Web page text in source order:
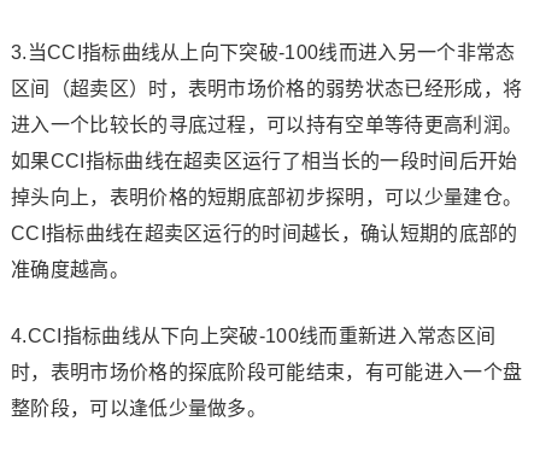
3.当CCI指标曲线从上向下突破-100线而进入另一个非常态
区间（超卖区）时，表明市场价格的弱势状态已经形成，将
进入一个比较长的寻底过程，可以持有空单等待更高利润。
如果CCI指标曲线在超卖区运行了相当长的一段时间后开始
掉头向上，表明价格的短期底部初步探明，可以少量建仓。
CCI指标曲线在超卖区运行的时间越长，确认短期的底部的
准确度越高。
4.CCI指标曲线从下向上突破-100线而重新进入常态区间
时，表明市场价格的探底阶段可能结束，有可能进入一个盘
整阶段，可以逢低少量做多。